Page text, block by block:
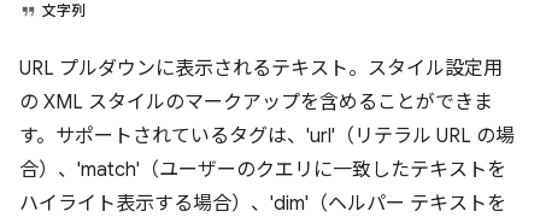
文字列
URL プルダウンに表示されるテキスト。スタイル設定用
の XML スタイルのマークアップを含めることができま
す。サポートされているタグは、'url'（リテラル URL の場
合）、'match'（ユーザーのクエリに一致したテキストを
ハイライト表示する場合）、'dim'（ヘルパー テキストを